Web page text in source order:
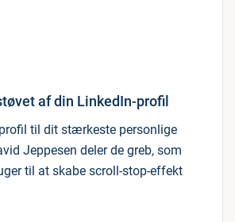
af din LinkedIn-profil
til dit stærkeste personlige
Jeppesen deler de greb, som
til at skabe scroll-stop-effekt